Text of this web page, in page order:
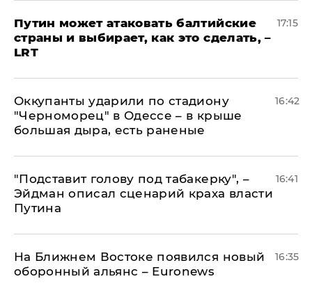
Путин может атаковать балтийские
страны и выбирает, как это сделать, –
LRT
17:15
Оккупанты ударили по стадиону
"Черноморец" в Одессе – в крыше
большая дыра, есть раненые
16:42
​"Подставит голову под табакерку", –
Эйдман описал сценарий краха власти
Путина
16:41
На Ближнем Востоке появился новый
оборонный альянс – Euronews
16:35